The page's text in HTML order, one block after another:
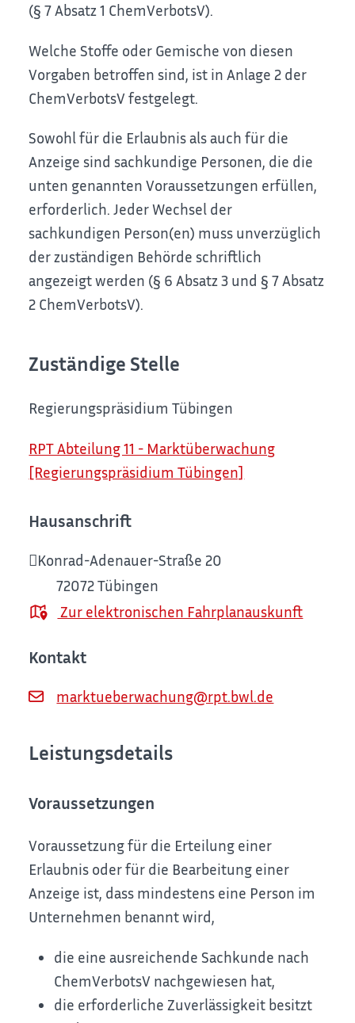
(§ 7 Absatz 1 ChemVerbotsV).
Welche Stoffe oder Gemische von diesen
Vorgaben betroffen sind, ist in Anlage 2 der
ChemVerbotsV festgelegt.
Sowohl für die Erlaubnis als auch für die
Anzeige sind sachkundige Personen, die die
unten genannten Voraussetzungen erfüllen,
erforderlich. Jeder Wechsel der
sachkundigen Person(en) muss unverzüglich
der zuständigen Behörde schriftlich
angezeigt werden (§ 6 Absatz 3 und § 7 Absatz
2 ChemVerbotsV).
Zuständige Stelle
Regierungspräsidium Tübingen
RPT Abteilung 11 - Marktüberwachung
[Regierungspräsidium Tübingen]
Hausanschrift
Konrad-Adenauer-Straße 20
72072Tübingen
Zur elektronischen Fahrplanauskunft
Kontakt
marktueberwachung@rpt.bwl.de
Leistungsdetails
Voraussetzungen
Voraussetzung für die Erteilung einer
Erlaubnis oder für die Bearbeitung einer
Anzeige ist, dass mindestens eine Person im
Unternehmen benannt wird,
die eine ausreichende Sachkunde nach
ChemVerbotsV nachgewiesen hat,
die erforderliche Zuverlässigkeit besitzt